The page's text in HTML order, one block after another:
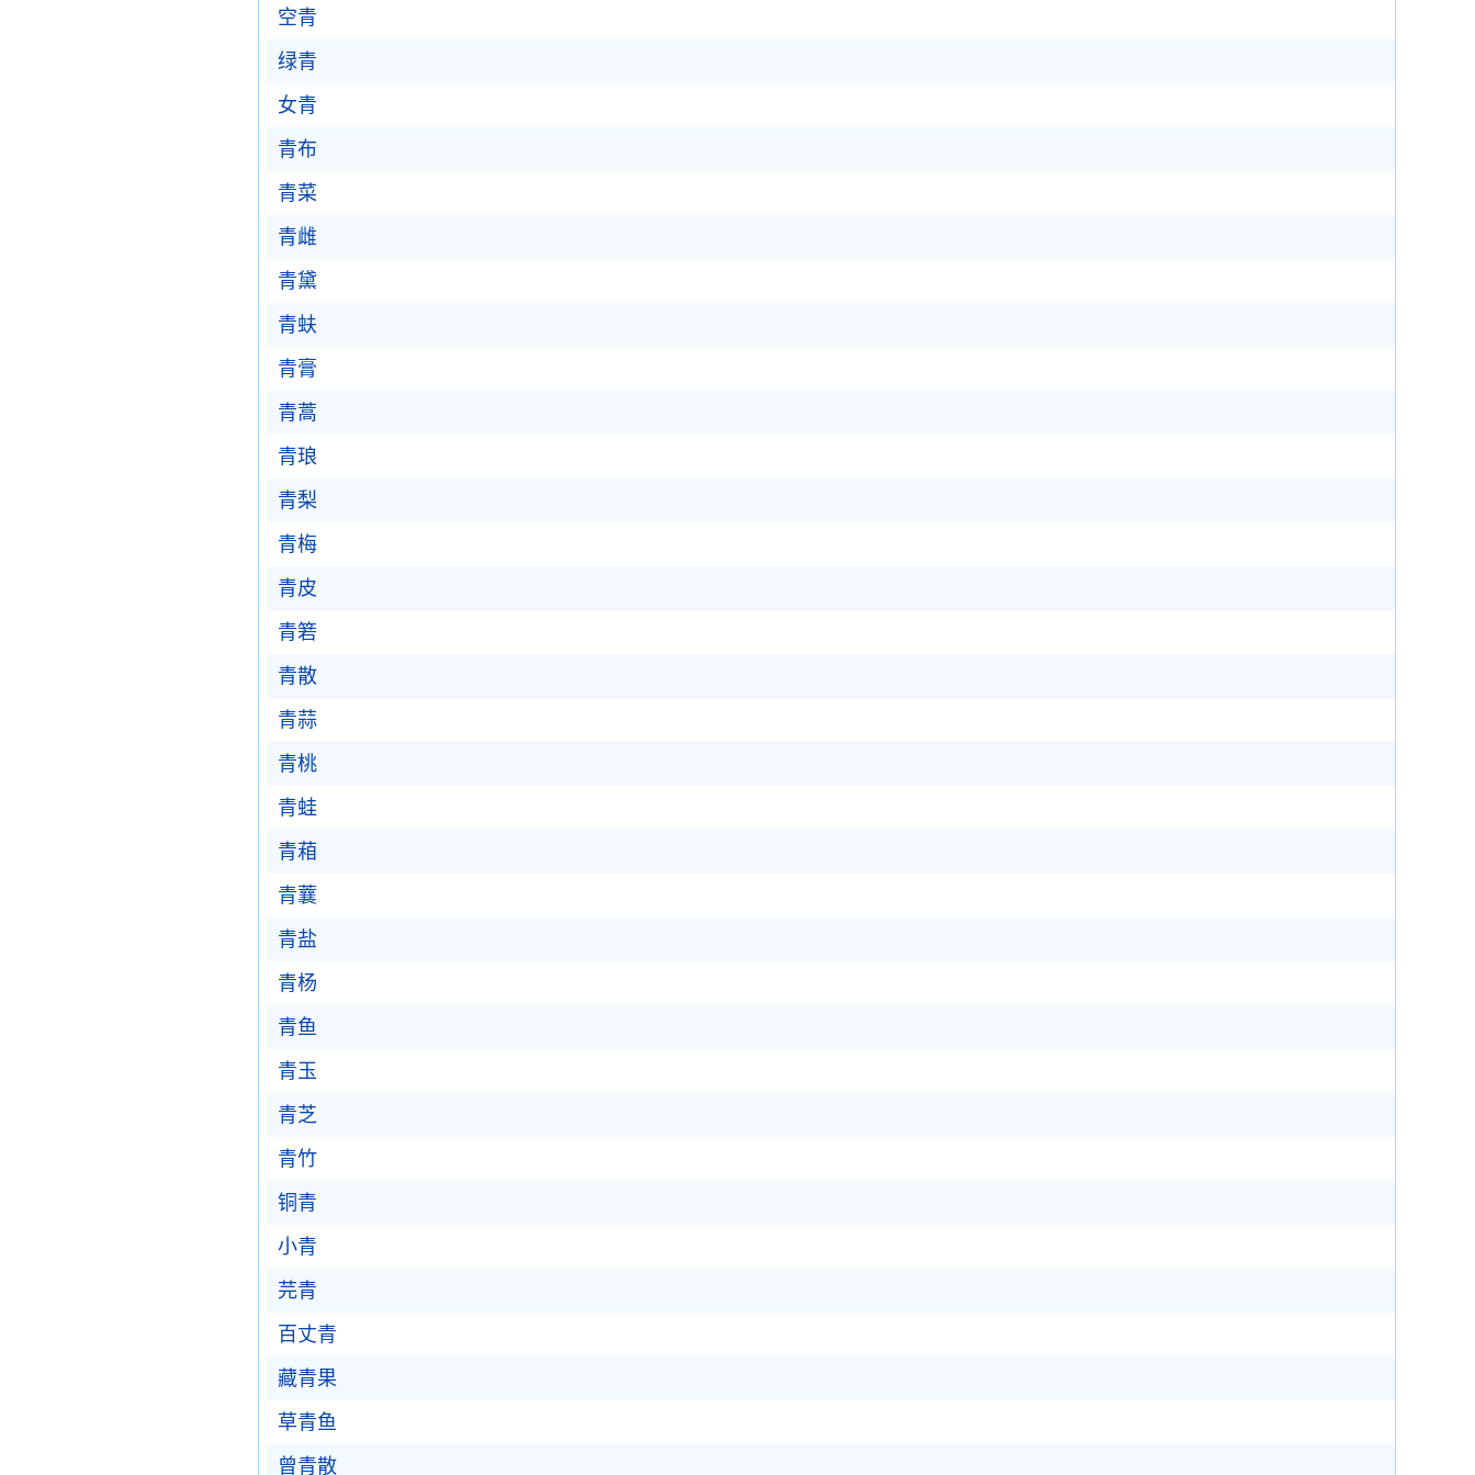
空青
绿青
女青
青布
青菜
青雌
青黛
青蚨
青膏
青蒿
青琅
青梨
青梅
青皮
青箬
青散
青蒜
青桃
青蛙
青葙
青蘘
青盐
青杨
青鱼
青玉
青芝
青竹
铜青
小青
芫青
百丈青
藏青果
草青鱼
曾青散